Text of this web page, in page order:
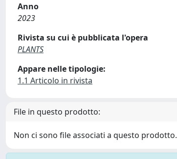
Anno
2023
Rivista su cui è pubblicata l'opera
PLANTS
Appare nelle tipologie:
1.1 Articolo in rivista
File in questo prodotto:
Non ci sono file associati a questo prodotto.